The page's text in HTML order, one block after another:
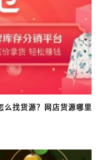
么找货源？网店货源哪里